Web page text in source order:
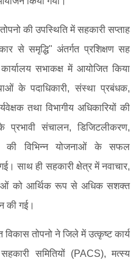
की उपस्थिति में सहकारी सप्ताह
समृद्धि" अंतर्गत प्रशिक्षण सह
सभाकक्ष में आयोजित किया
के पदाधिकारी, संस्था प्रबंधक,
तथा विभागीय अधिकारियों की
संचालन, डिजिटलीकरण,
की विभिन्न योजनाओं के सफल
साथ ही सहकारी क्षेत्र में नवाचार,
को आर्थिक रूप से अधिक सशक्त
की गई।
तोपनो ने जिले में उत्कृष्ट कार्य
समितियों (PACS), मत्स्य